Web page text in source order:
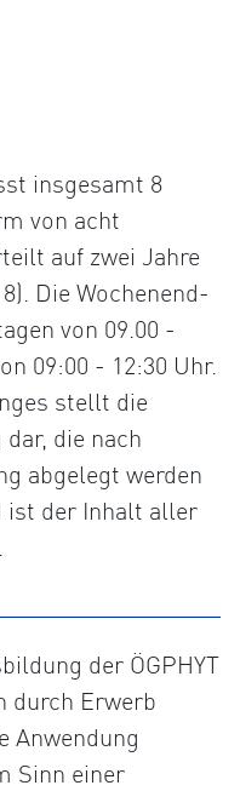
insgesamt 8
von acht
auf zwei Jahre
Die Wochenend-
von 09.00 -
09:00 - 12:30 Uhr.
stellt die
die nach
abgelegt werden
ist der Inhalt aller
der ÖGPHYT
durch Erwerb
Anwendung
Sinn einer